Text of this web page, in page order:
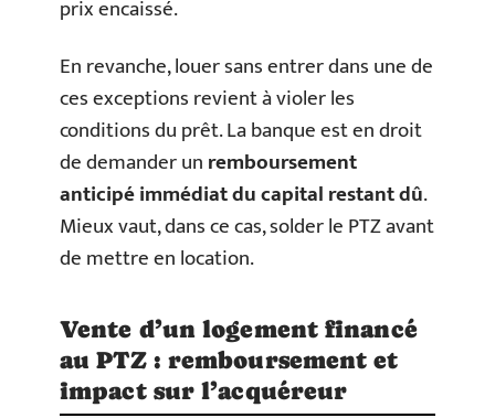
prix encaissé.
En revanche, louer sans entrer dans une de
ces exceptions revient à violer les
conditions du prêt. La banque est en droit
de demander unremboursement
anticipé immédiat du capital restant dû.
Mieux vaut, dans ce cas, solder le PTZ avant
de mettre en location.
Vente d’un logement financé
au PTZ : remboursement et
impact sur l’acquéreur